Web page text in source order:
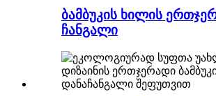
ბამბუკის ხილის
ჩანგალი